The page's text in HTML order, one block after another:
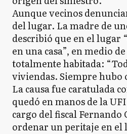
Aunque vecinos
del lugar. La madre de
describió que en el lugar
en una casa”, en medio
totalmente habitada:
viviendas. Siempre hubo
La causa fue caratulada
quedó en manos de la
cargo del fiscal Fernando
ordenar un peritaje en el